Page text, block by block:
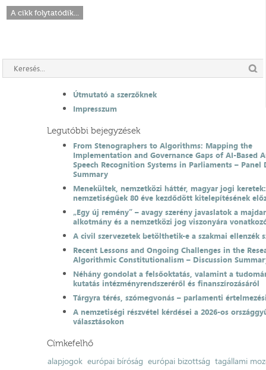
A cikk folytatódik...
Útmutató a szerzőknek
Impresszum
Legutóbbi bejegyzések
From Stenographers to Algorithms: Mapping the
Implementation and Governance Gaps of AI-Based
Speech Recognition Systems in Parliaments – Panel
Summary
Menekültek, nemzetközi háttér, magyar jogi
nemzetiségűek 80 éve kezdődött kitelepítésének
„Egy új remény” – avagy szerény javaslatok a
alkotmány és a nemzetközi jog viszonyára
A civil szervezetek betölthetik-e a szakmai ellenzék
Recent Lessons and Ongoing Challenges in the
Algorithmic Constitutionalism – Discussion
Néhány gondolat a felsőoktatás, valamint a
kutatás intézményrendszeréről és finanszírozásáról
Tárgyra térés, szómegvonás – parlamenti
A nemzetiségi részvétel kérdései a 2026-os
választásokon
Címkefelhő
alapjogok európai bíróság európai bizottság tagállami